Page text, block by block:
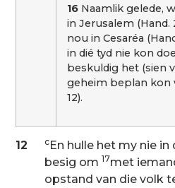
16 Naamlik gelede,
in Jerusalem (Hand.
nou in Cesaréa
in dié tyd nie kon
beskuldig het (sien
geheim beplan kon
12).
12 cEn hulle het my nie
besig om 17met
opstand van die volk